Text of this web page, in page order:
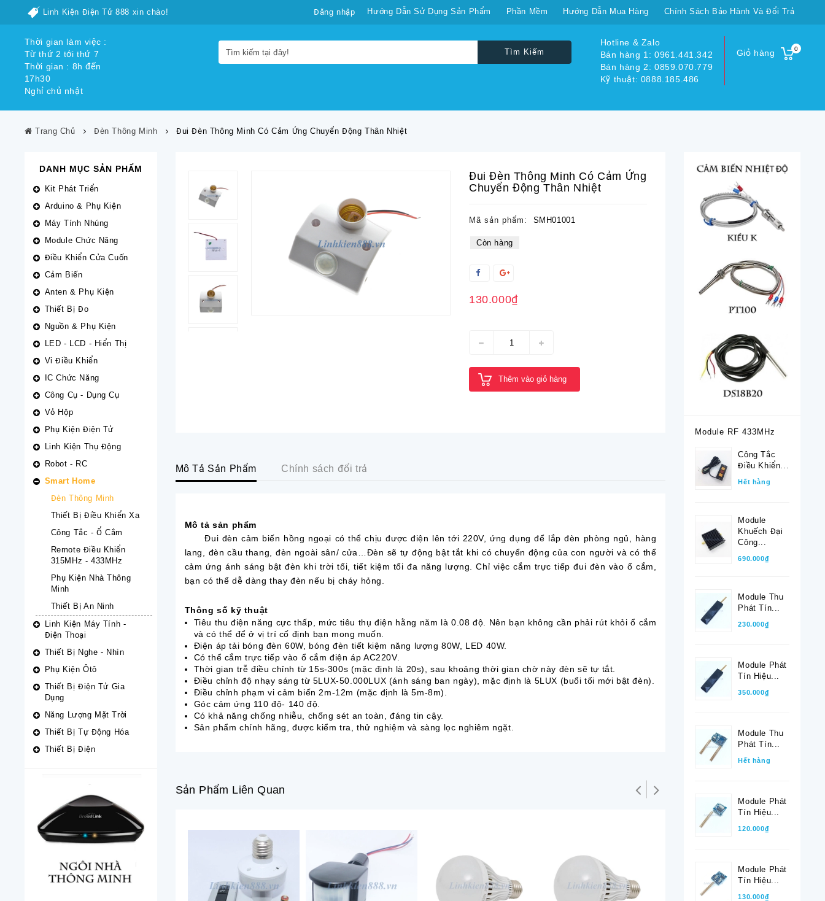
Linh Kiện Điện Tử 888 xin chào! Hướng Dẫn Sử Dụng Sản Phẩm Phần Mềm Hướng Dẫn Mua Hàng Chính Sách Bảo Hành Và Đổi Trả
Đăng nhập
Thời gian làm việc :
Từ thứ 2 tới thứ 7
Thời gian : 8h đến
17h30
Nghỉ chủ nhật
Giỏ hàng 0
Hotline & Zalo
Bán hàng 1: 0961.441.342
Bán hàng 2: 0859.070.779
Kỹ thuật: 0888.185.486
Tìm Kiếm
Trang Chủ Đèn Thông Minh Đui Đèn Thông Minh Có Cảm Ứng Chuyển Động Thân Nhiệt
DANH MỤC SẢN PHẨM
Kit Phát Triển
Arduino & Phụ Kiện
Máy Tính Nhúng
Module Chức Năng
Điều Khiển Cửa Cuốn
Cảm Biến
Anten & Phụ Kiện
Thiết Bị Đo
Nguồn & Phụ Kiện
LED - LCD - Hiển Thị
Vi Điều Khiển
IC Chức Năng
Công Cụ - Dụng Cụ
Vỏ Hộp
Phụ Kiện Điện Tử
Linh Kiện Thụ Động
Robot - RC
Smart Home
Đèn Thông Minh
Thiết Bị Điều Khiển Xa
Công Tắc - Ổ Cắm
Remote Điều Khiển
315MHz - 433MHz
Phụ Kiện Nhà Thông
Minh
Thiết Bị An Ninh
Linh Kiện Máy Tính -
Điện Thoại
Thiết Bị Nghe - Nhìn
Phụ Kiện Ôtô
Thiết Bị Điện Tử Gia
Dụng
Năng Lượng Mặt Trời
Thiết Bị Tự Động Hóa
Thiết Bị Điện
Đui Đèn Thông Minh Có Cảm Ứng
Chuyển Động Thân Nhiệt
Mã sản phẩm: SMH01001
Còn hàng
130.000₫
Thêm vào giỏ hàng
Mô Tả Sản Phẩm Chính sách đổi trả
Mô tả sản phẩm
Đui đèn cảm biến hồng ngoại có thể chịu được điện lên tới 220V, ứng dụng để lắp đèn phòng ngủ, hàng
lang, đèn cầu thang, đèn ngoài sân/ cửa…Đèn sẽ tự động bật tắt khi có chuyển động của con người và có thể
cảm ứng ánh sáng bật đèn khi trời tối, tiết kiệm tối đa năng lượng. Chỉ việc cắm trực tiếp đui đèn vào ổ cắm,
bạn có thể dễ dàng thay đèn nếu bị cháy hỏng.
Thông số kỹ thuật
Tiêu thu điện năng cực thấp, mức tiêu thụ điện hằng năm là 0.08 độ. Nên bạn không cần phải rút khỏi ổ cắm
và có thể để ở vị trí cố định bạn mong muốn.
Điện áp tải bóng đèn 60W, bóng đèn tiết kiệm năng lượng 80W, LED 40W.
Có thể cắm trực tiếp vào ổ cắm điện áp AC220V.
Thời gian trễ điều chỉnh từ 15s-300s (mặc định là 20s), sau khoảng thời gian chờ này đèn sẽ tự tắt.
Điều chỉnh độ nhạy sáng từ 5LUX-50.000LUX (ánh sáng ban ngày), mặc định là 5LUX (buổi tối mới bật đèn).
Điều chỉnh phạm vi cảm biến 2m-12m (mặc định là 5m-8m).
Góc cảm ứng 110 độ- 140 độ.
Có khả năng chống nhiễu, chống sét an toàn, đáng tin cậy.
Sản phẩm chính hãng, được kiểm tra, thử nghiệm và sàng lọc nghiêm ngặt.
Sản Phẩm Liên Quan
Module RF 433MHz
Công Tắc
Điều Khiển...
Hết hàng
Module
Khuếch Đại
Công...
690.000₫
Module Thu
Phát Tín...
230.000₫
Module Phát
Tín Hiệu...
350.000₫
Module Thu
Phát Tín...
Hết hàng
Module Phát
Tín Hiệu...
120.000₫
Module Phát
Tín Hiệu...
130.000₫